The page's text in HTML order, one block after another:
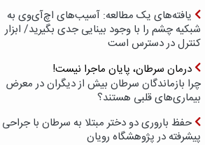
یافته‌های یک مطالعه: آسیب‌های اچ‌آی‌وی به
شبکیه چشم را با وجود بینایی جدی بگیرید/ ابزار
کنترل در دسترس است
درمان سرطان، پایان ماجرا نیست!
چرا بازماندگان سرطان بیش از دیگران در معرض
بیماری‌های قلبی هستند؟
حفظ باروری دو دختر مبتلا به سرطان با جراحی
پیشرفته در پژوهشگاه رویان